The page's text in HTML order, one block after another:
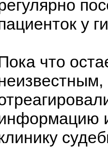
у
что